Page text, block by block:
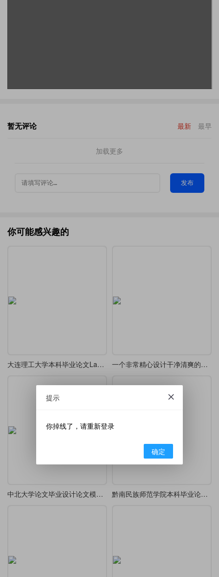
暂无评论 最新 最早
加载更多
发布
你可能感兴趣的
大连理工大学本科毕业论文LaTeX模板 一个非常精心设计干净清爽的毕业论文模版
中北大学论文毕业设计论文模板1.0 黔南民族师范学院本科毕业论文（理科类）模板
提示
你掉线了，请重新登录
确定